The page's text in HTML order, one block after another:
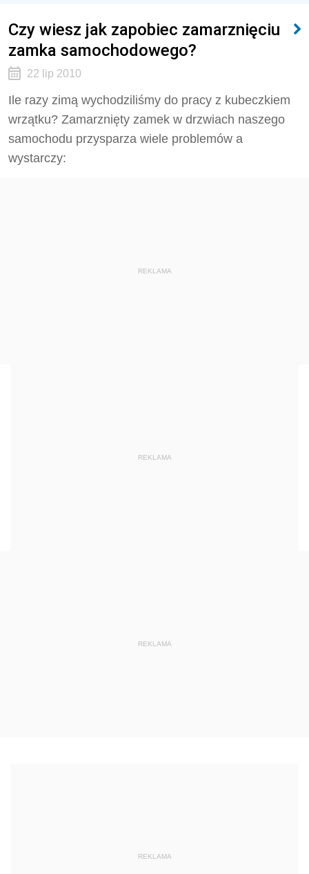
Czy wiesz jak zapobiec zamarznięciu
zamka samochodowego?
22 lip 2010
Ile razy zimą wychodziliśmy do pracy z kubeczkiem
wrzątku? Zamarznięty zamek w drzwiach naszego
samochodu przysparza wiele problemów a
wystarczy:
REKLAMA
REKLAMA
REKLAMA
REKLAMA